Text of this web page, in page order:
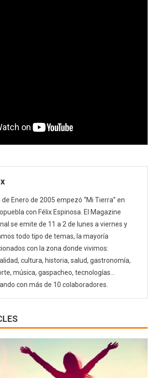
de Enero de 2005 empezó “Mi Tierra” en
con Félix Espinosa. El Magazine
se emite de 11 a 2 de lunes a viernes y
todo tipo de temas, la mayoría
con la zona donde vivimos:
cultura, historia, salud, gastronomía,
música, gaspacheo, tecnologías…
con más de 10 colaboradores.